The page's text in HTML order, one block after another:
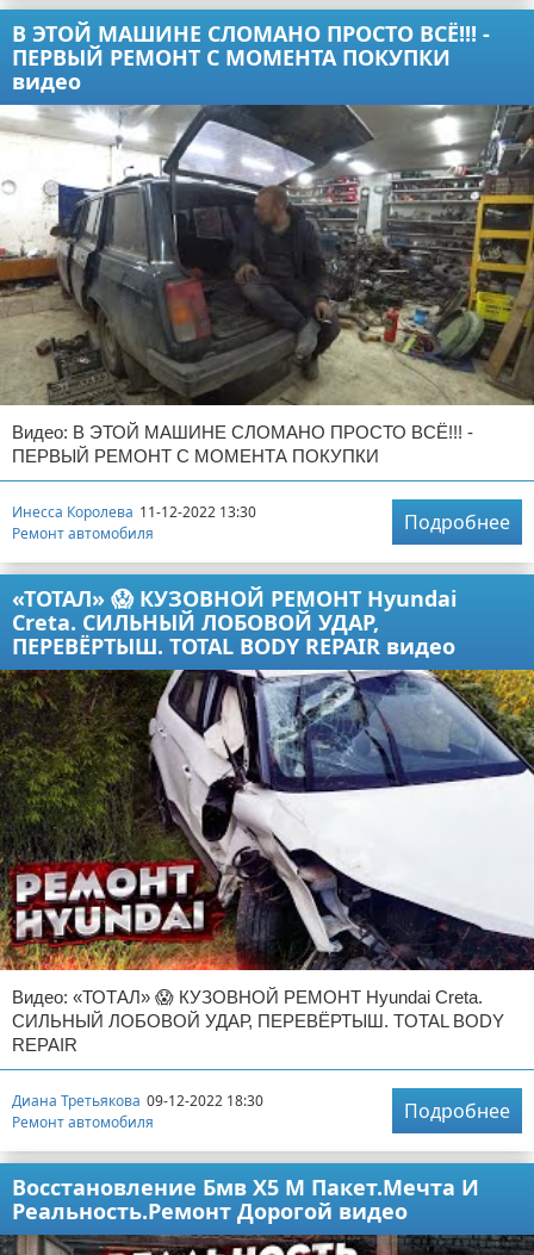
В ЭТОЙ МАШИНЕ СЛОМАНО ПРОСТО ВСЁ!!! -
ПЕРВЫЙ РЕМОНТ С МОМЕНТА ПОКУПКИ
видео
Видео: В ЭТОЙ МАШИНЕ СЛОМАНО ПРОСТО ВСЁ!!! -
ПЕРВЫЙ РЕМОНТ С МОМЕНТА ПОКУПКИ
Инесса Королева 11-12-2022 13:30
Ремонт автомобиля
Подробнее
«ТОТАЛ» 😱 КУЗОВНОЙ РЕМОНТ Hyundai
Creta. СИЛЬНЫЙ ЛОБОВОЙ УДАР,
ПЕРЕВЁРТЫШ. TOTAL BODY REPAIR видео
Видео: «ТОТАЛ» 😱 КУЗОВНОЙ РЕМОНТ Hyundai Creta.
СИЛЬНЫЙ ЛОБОВОЙ УДАР, ПЕРЕВЁРТЫШ. TOTAL BODY
REPAIR
Диана Третьякова 09-12-2022 18:30
Ремонт автомобиля
Подробнее
Восстановление Бмв Х5 М Пакет.Мечта И
Реальность.Ремонт Дорогой видео